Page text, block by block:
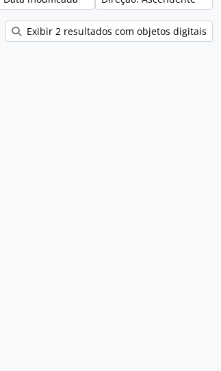
Exibir 2 resultados com objetos digitais